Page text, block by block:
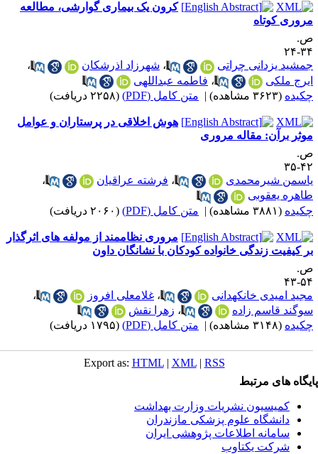
کرون یک بیماری گوارشی، مطالعه
کوتاه
۲۴
یزدانی چراتی
،شهرزاد اذرشکان
،
ملکی
،فاطمه عبداللهی
(۳۶۲۳ مشاهده) | متن کامل (PDF) (۲۲۵۸ دریافت)
هوش اخلاقی در پرستاران و عوامل
برآن: مقاله مروری
۳۵
شیرمحمدی
،فرشته عراقیان
،
یعقوبی
(۳۸۸۱ مشاهده) | متن کامل (PDF) (۲۰۶۰ دریافت)
مروری نظاممند از مولفه های اثرگذار
کیفیت زندگی خانواده کودکان با نشانگان داون
۴۳
امیدی خانکهدانی
،غلامعلی افروز
،
قاسم زاده
،زهرا نقش
(۳۱۴۸ مشاهده) | متن کامل (PDF) (۱۷۹۵ دریافت)
Export as:HTML |XML|RSS
های مرتبط
کمیسیون نشریات وزارت بهداشت
دانشگاه علوم پزشکی مازندران
سامانه اطلاعات پژوهشی ایران
شرکت یکتاوب